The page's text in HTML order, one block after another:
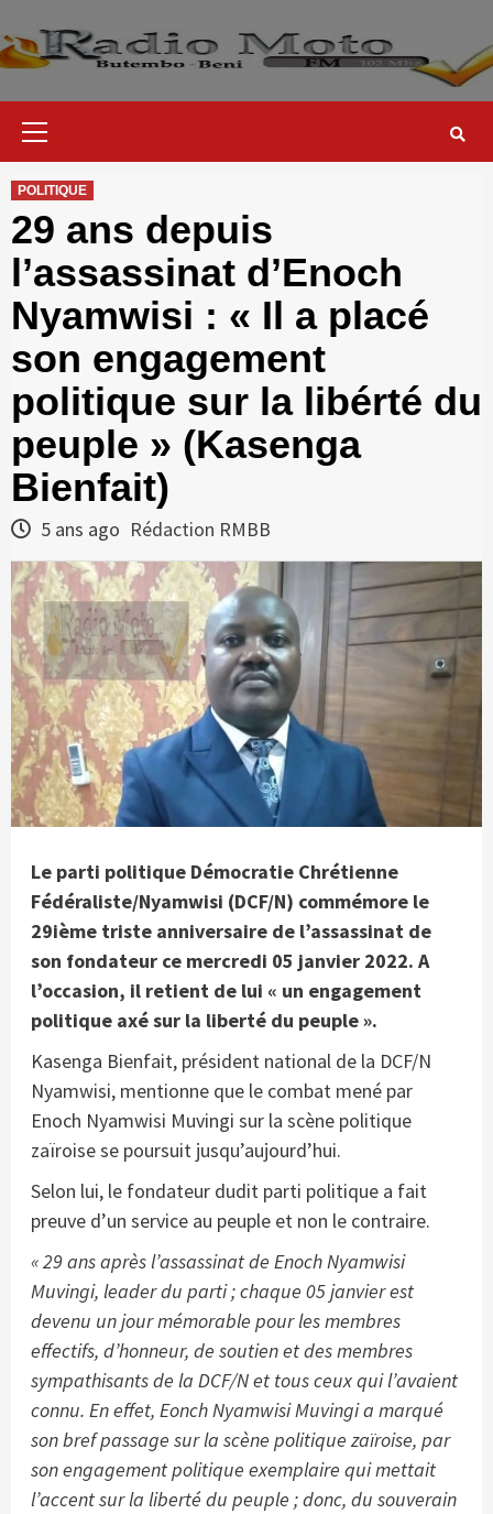
to
content
POLITIQUE
29 ans depuis
l’assassinat d’Enoch
Nyamwisi : « Il a placé
son engagement
politique sur la libérté du
peuple » (Kasenga
Bienfait)
5 ans ago Rédaction RMBB
Le parti politique Démocratie Chrétienne
Fédéraliste/Nyamwisi (DCF/N) commémore le
29ième triste anniversaire de l’assassinat de
son fondateur ce mercredi 05 janvier 2022. A
l’occasion, il retient de lui « un engagement
politique axé sur la liberté du peuple ».
Kasenga Bienfait, président national de la DCF/N
Nyamwisi, mentionne que le combat mené par
Enoch Nyamwisi Muvingi sur la scène politique
zaïroise se poursuit jusqu’aujourd’hui.
Selon lui, le fondateur dudit parti politique a fait
preuve d’un service au peuple et non le contraire.
« 29 ans après l’assassinat de Enoch Nyamwisi
Muvingi, leader du parti ; chaque 05 janvier est
devenu un jour mémorable pour les membres
effectifs, d’honneur, de soutien et des membres
sympathisants de la DCF/N et tous ceux qui l’avaient
connu. En effet, Eonch Nyamwisi Muvingi a marqué
son bref passage sur la scène politique zaïroise, par
son engagement politique exemplaire qui mettait
l’accent sur la liberté du peuple ; donc, du souverain